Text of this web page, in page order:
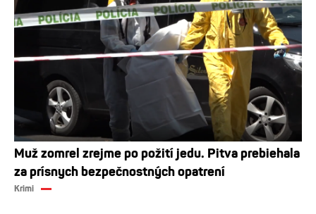
Muž zomrel zrejme po požití jedu. Pitva prebiehala
za prísnych bezpečnostných opatrení
Krimi